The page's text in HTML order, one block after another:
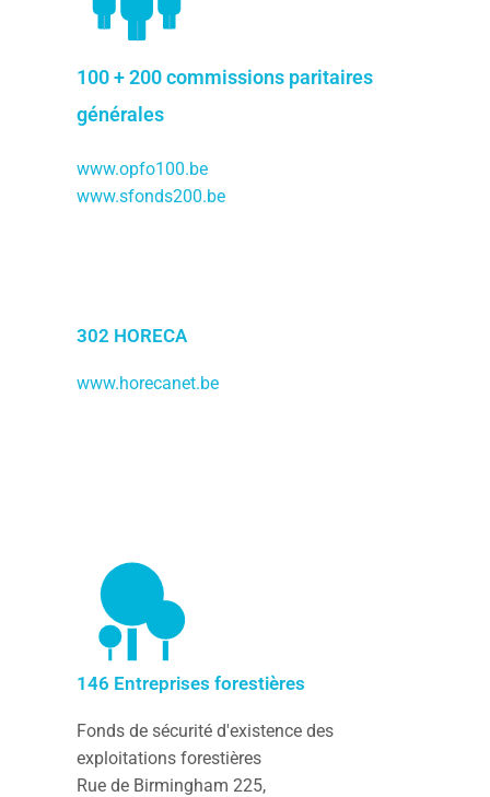
100 + 200 commissions paritaires
générales
www.opfo100.be
www.sfonds200.be
302 HORECA
www.horecanet.be
146 Entreprises forestières
Fonds de sécurité d'existence des
exploitations forestières
Rue de Birmingham 225,